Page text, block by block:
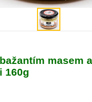
masem a
160g